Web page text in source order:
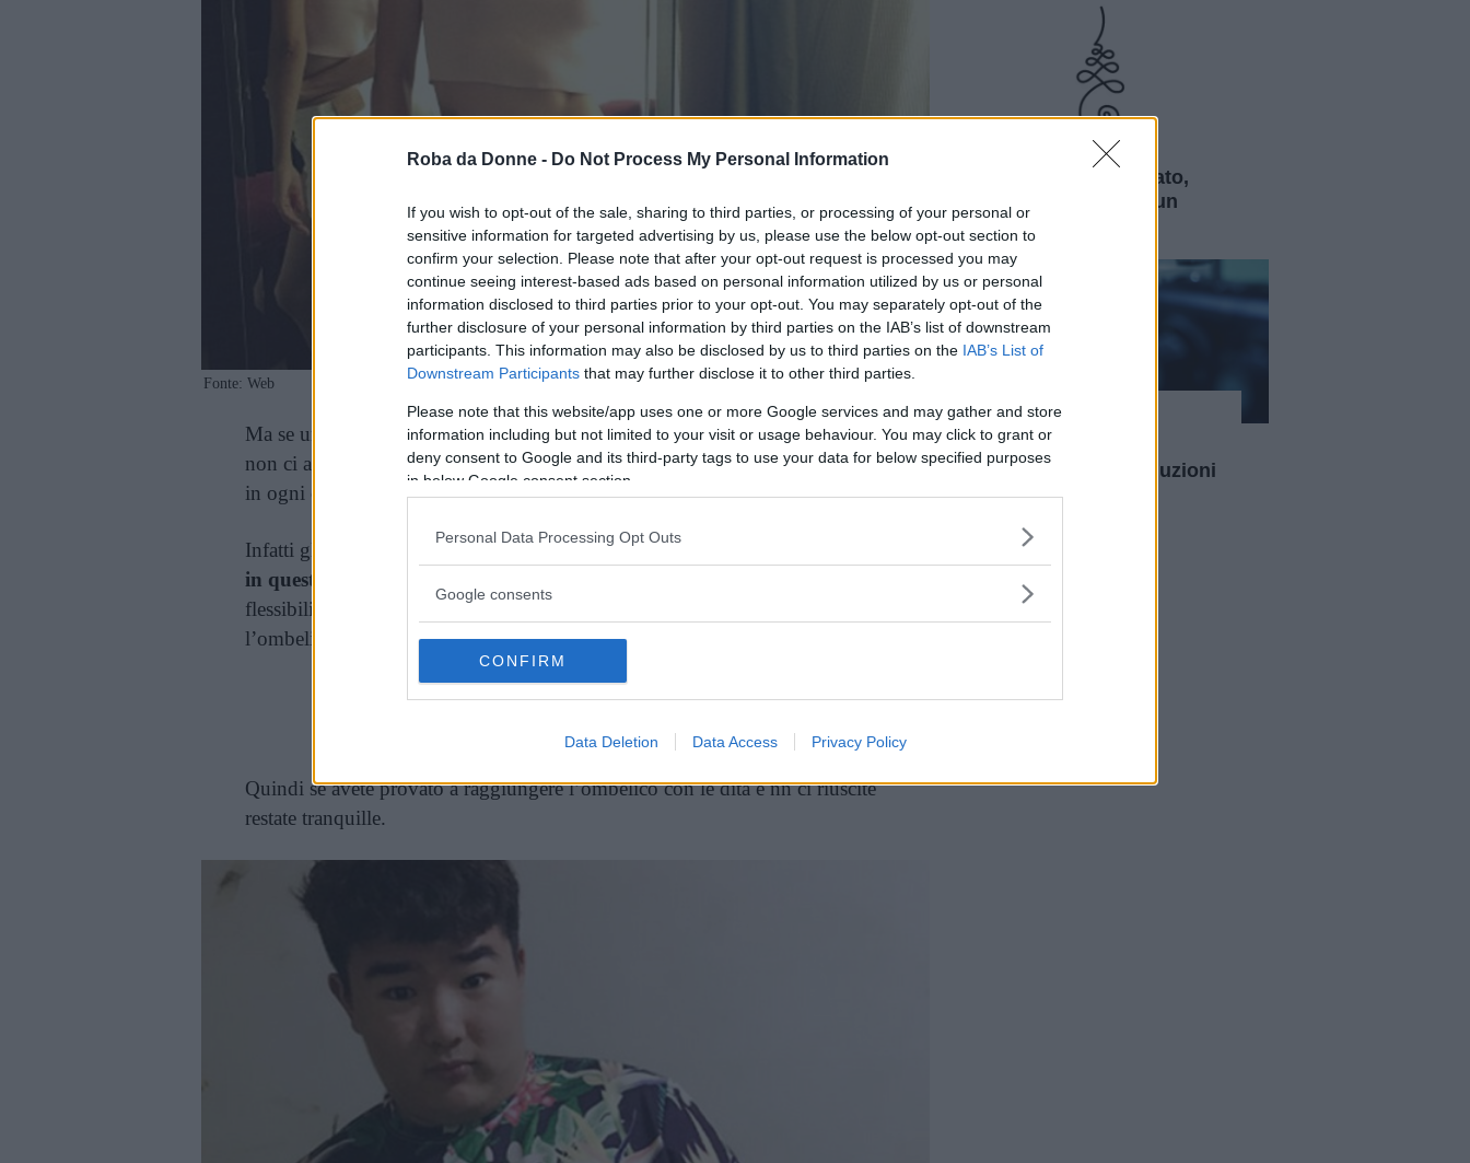
Roba da Donne - Do Not Process My Personal Information
If you wish to opt-out of the sale, sharing to third parties, or processing of your personal or
sensitive information for targeted advertising by us, please use the below opt-out section to
confirm your selection. Please note that after your opt-out request is processed you may
continue seeing interest-based ads based on personal information utilized by us or personal
information disclosed to third parties prior to your opt-out. You may separately opt-out of the
further disclosure of your personal information by third parties on the IAB’s list of downstream
participants. This information may also be disclosed by us to third parties on the IAB’s List of
Downstream Participants that may further disclose it to other third parties.
Please note that this website/app uses one or more Google services and may gather and store
information including but not limited to your visit or usage behaviour. You may click to grant or
deny consent to Google and its third-party tags to use your data for below specified purposes
in below Google consent section.
Personal Data Processing Opt Outs
Google consents
CONFIRM
Data Deletion Data Access Privacy Policy
Fonte: Web
Ma se una persona è snodabile quanto un pezzo di granito e all’ombelico
non ci arriva si deve quindi mettere a dieta? Oppure se ha le braccia corte? E
in ogni caso
avere il bacino stretto non equivale ad essere in forma.
Infatti gli esperti in medicina sostengono che riuscire a
in questo modo non vuol dire assolutamente nulla
flessibili (e questo è anche testimoniato da un ragazzo cinese che si tocca
l’ombelico nonostante l’evidente pancetta).
Continua a leggere dopo la pubblicità
Quindi se avete provato a raggiungere l’ombelico con le dita e nn ci riuscite
restate tranquille.
Unalome: significato,
storia e origini di un
simbolo sacro
Curiosità
Laser e lenti
intraoculari: le soluzioni
per dire addio agli